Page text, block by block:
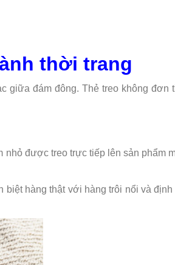
thời trang
giữa đám đông. Thẻ treo không đơn
nhỏ được treo trực tiếp lên sản phẩm
biệt hàng thật với hàng trôi nổi và định